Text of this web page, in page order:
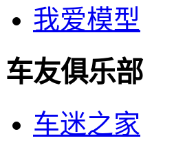
我爱模型
车友俱乐部
车迷之家